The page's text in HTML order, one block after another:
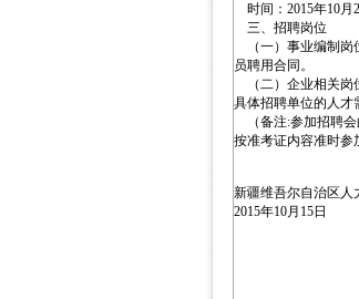
时间：2015年10月
三、招聘岗位
（一）事业编制岗
员聘用合同。
（二）企业相关岗
具体招聘单位的人才
（备注:参加招聘会
按准考证内容准时参
新疆维吾尔自治区人
2015年10月15日